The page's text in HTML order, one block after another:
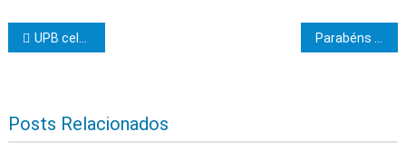
Navegação de Post
UPB celebra anúncio de Rui Costa sobre retirada da concessão da ViaBahia Parabéns Mahachoan 55 anos de história
Posts Relacionados